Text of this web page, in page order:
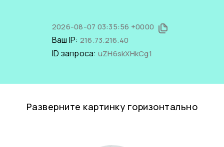
2026-08-07 03:35:56 +0000
Ваш IP: 216.73.216.40
ID запроса: uZH6skXHkCg1
Разверните картинку горизонтально